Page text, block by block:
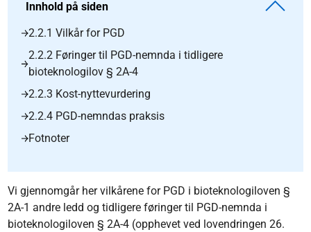
Innhold på siden
2.2.1 Vilkår for PGD
2.2.2 Føringer til PGD-nemnda i tidligere
bioteknologilov § 2A-4
2.2.3 Kost-nyttevurdering
2.2.4 PGD-nemndas praksis
Fotnoter
Vi gjennomgår her vilkårene for PGD i bioteknologiloven §
2A-1 andre ledd og tidligere føringer til PGD-nemnda i
bioteknologiloven § 2A-4 (opphevet ved lovendringen 26.